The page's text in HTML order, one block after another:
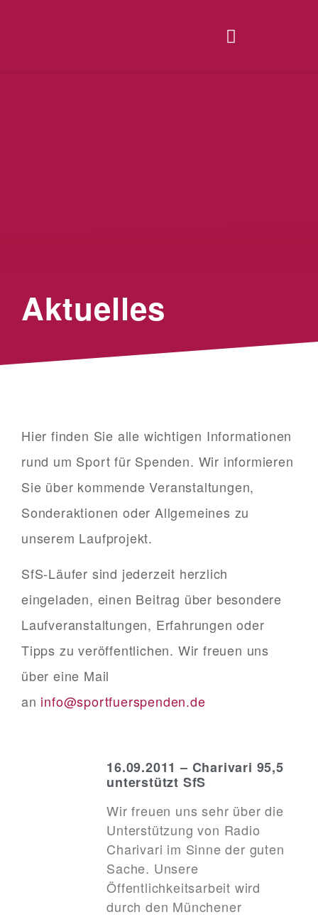
Aktuelles
Hier finden Sie alle wichtigen Informationen
rund um Sport für Spenden. Wir informieren
Sie über kommende Veranstaltungen,
Sonderaktionen oder Allgemeines zu
unserem Laufprojekt.
SfS-Läufer sind jederzeit herzlich
eingeladen, einen Beitrag über besondere
Laufveranstaltungen, Erfahrungen oder
Tipps zu veröffentlichen. Wir freuen uns
über eine Mail
an info@sportfuerspenden.de
16.09.2011 – Charivari 95,5
unterstützt SfS
Wir freuen uns sehr über die
Unterstützung von Radio
Charivari im Sinne der guten
Sache. Unsere
Öffentlichkeitsarbeit wird
durch den Münchener